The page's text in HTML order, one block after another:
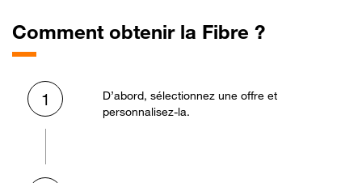
Comment obtenir la Fibre ?
1
D’abord, sélectionnez une offre et
personnalisez-la.